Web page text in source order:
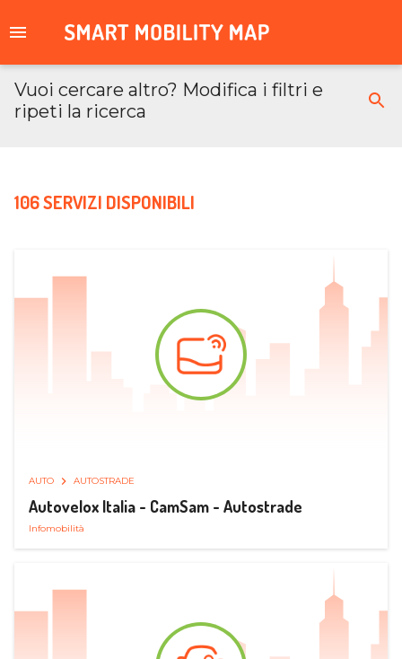
Vuoi cercare altro? Modifica i filtri e
ripeti la ricerca
106 SERVIZI DISPONIBILI
AUTO AUTOSTRADE
Autovelox Italia - CamSam - Autostrade
Infomobilità